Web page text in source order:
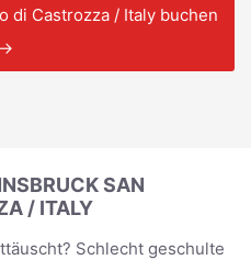
di Castrozza / Italy buchen
→
SAN
/ ITALY
Schlecht geschulte